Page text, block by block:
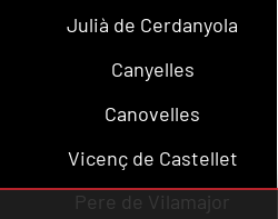
Julià de Cerdanyola
Canyelles
Canovelles
Vicenç de Castellet
Pere de Vilamajor